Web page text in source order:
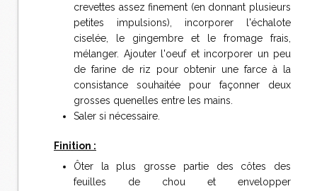
crevettes assez finement (en donnant plusieurs
petites impulsions), incorporer l'échalote
ciselée, le gingembre et le fromage frais,
mélanger. Ajouter l'oeuf et incorporer un peu
de farine de riz pour obtenir une farce à la
consistance souhaitée pour façonner deux
grosses quenelles entre les mains.
Saler si nécessaire.
Finition :
Ôter la plus grosse partie des côtes des
feuilles de chou et envelopper